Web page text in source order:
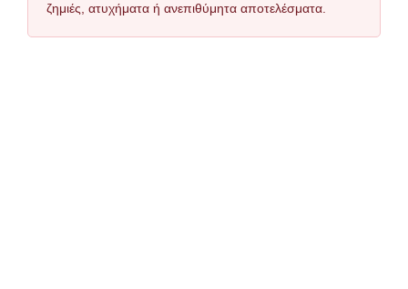
ζημιές, ατυχήματα ή ανεπιθύμητα αποτελέσματα.